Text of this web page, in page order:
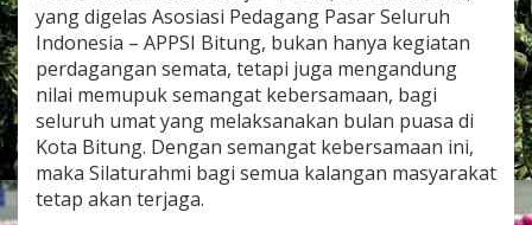
r
h
a
b
a
:
I
n
i
yang digelas Asosiasi Pedagang Pasar Seluruh
Indonesia – APPSI Bitung, bukan hanya kegiatan
perdagangan semata, tetapi juga mengandung
nilai memupuk semangat kebersamaan, bagi
seluruh umat yang melaksanakan bulan puasa di
Kota Bitung. Dengan semangat kebersamaan ini,
maka Silaturahmi bagi semua kalangan masyarakat
tetap akan terjaga.